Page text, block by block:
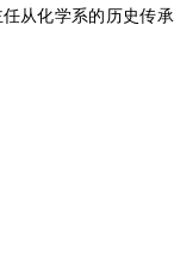
从化学系的历史传